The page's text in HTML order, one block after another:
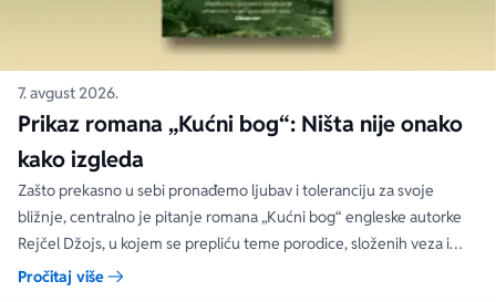
7. avgust 2026.
Prikaz romana „Kućni bog“: Ništa nije onako
kako izgleda
Zašto prekasno u sebi pronađemo ljubav i toleranciju za svoje
bližnje, centralno je pitanje romana „Kućni bog“ engleske autorke
Rejčel Džojs, u kojem se prepliću teme porodice, složenih veza i
umetnosti.
Pročitaj više